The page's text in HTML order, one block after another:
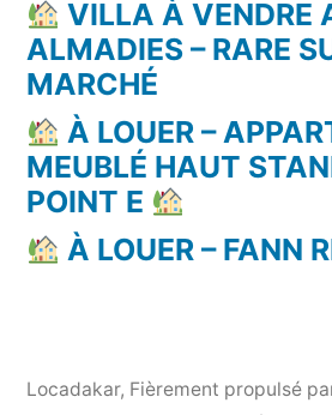
VILLA À VENDRE
ALMADIES – RARE
MARCHÉ
À LOUER –
MEUBLÉ HAUT
POINT E
À LOUER – FANN
Locadakar, Fièrement propulsé